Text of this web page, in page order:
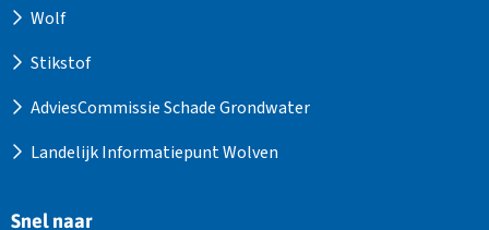
Wolf
Stikstof
AdviesCommissie Schade Grondwater
Landelijk Informatiepunt Wolven
Snel naar